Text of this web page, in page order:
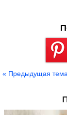
« Предыдущая